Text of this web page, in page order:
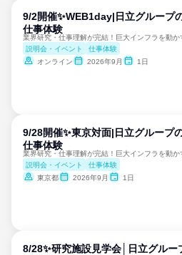
9/2開催✨WEB1day|日立グループ
仕事体験
業界研究・仕事理解が完結！巨大インフラを動か
説明会・イベント
仕事体験
オンライン
2026年9月 1日
9/28開催✨東京対面|日立グループ
仕事体験
業界研究・仕事理解が完結！巨大インフラを動か
説明会・イベント
仕事体験
東京都
2026年9月 1日
8/28✨研究施設見学会│日立グルー